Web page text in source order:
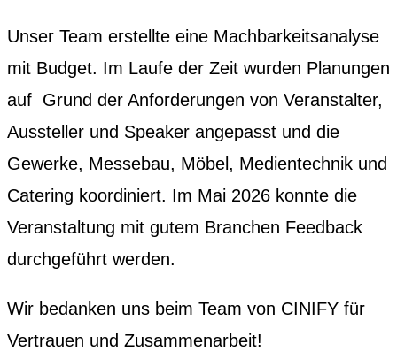
Unser Team erstellte eine Machbarkeitsanalyse
mit Budget. Im Laufe der Zeit wurden Planungen
auf Grund der Anforderungen von Veranstalter,
Aussteller und Speaker angepasst und die
Gewerke, Messebau, Möbel, Medientechnik und
Catering koordiniert. Im Mai 2026 konnte die
Veranstaltung mit gutem Branchen Feedback
durchgeführt werden.
Wir bedanken uns beim Team von CINIFY für
Vertrauen und Zusammenarbeit!